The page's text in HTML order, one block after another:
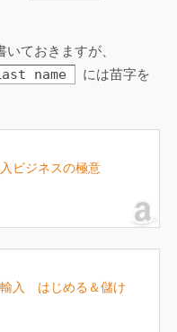
ておきますが、
name
には苗字を
ビジネスの極意
輸入 はじめる＆儲け